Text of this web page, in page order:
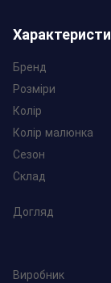
Бренд
Розміри
Колір
Колір малюнка
Сезон
Склад
Догляд
Виробник